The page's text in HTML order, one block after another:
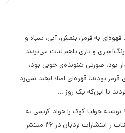
به قرمز، بنفش، آبی، سیاه و
و بازی باهم لذت می‌بردند
بود، صورتی شنونده‌ی خوبی بود،
بودند! قهوه‌ای اصلا لبخند نمی‌زد
تا این‌که یک روز ...
جولیا کوک را جواد کریمی به
فارسی برگردانده است. این کتاب را انتشارات نردبان در 36 منتشر